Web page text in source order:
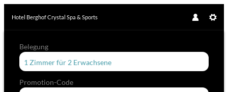
Belegung
1 Zimmerfür 2 Erwachsene
Promotion-Code
Hotel Berghof Crystal Spa & Sports